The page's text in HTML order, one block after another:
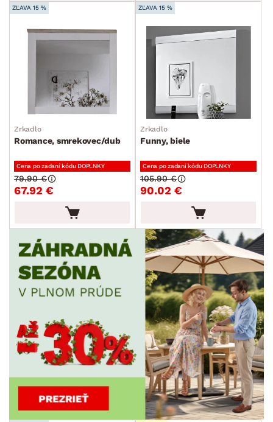
ŠTÝL
SKLADOVOSŤ
ZĽAVA 15 %
Zrkadlo
Romance, smrekovec/dub
Cena po zadaní kódu DOPLNKY
67.92 €
79.90 €
ZĽAVA 15 %
Zrkadlo
Funny, biele
Cena po zadaní kódu DOPLNKY
90.02 €
105.90 €